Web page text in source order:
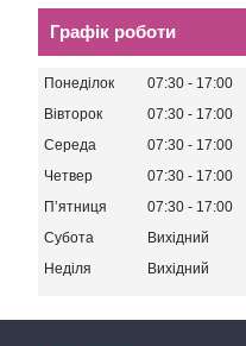
Графік роботи
Понеділок 07:30
17:00
Вівторок
07:30
17:00
Середа
07:30
17:00
Четвер
07:30
17:00
Пʼятниця
07:30
17:00
Субота
Вихідний
Неділя
Вихідний